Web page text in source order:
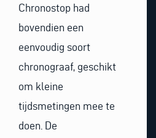
Chronostop had
bovendien een
eenvoudig soort
chronograaf, geschikt
om kleine
tijdsmetingen mee te
doen. De